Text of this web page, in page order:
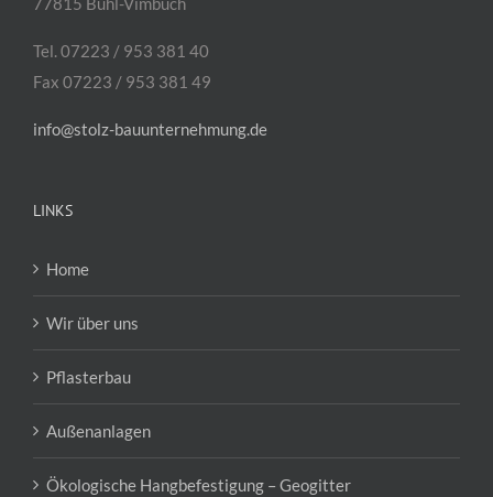
Tel. 07223 / 953 381 40
Fax 07223 / 953 381 49
info@stolz-bauunternehmung.de
LINKS
Home
Wir über uns
Pflasterbau
Außenanlagen
Ökologische Hangbefestigung – Geogitter